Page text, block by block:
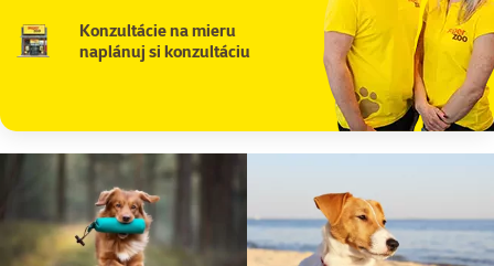
Konzultácie na mieru
naplánuj si konzultáciu